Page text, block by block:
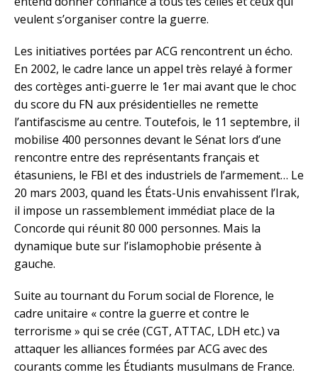
veulent s’organiser contre la guerre.
Les initiatives portées par ACG rencontrent un écho.
En 2002, le cadre lance un appel très relayé à former
des cortèges anti-guerre le 1er mai avant que le choc
du score du FN aux présidentielles ne remette
l’antifascisme au centre. Toutefois, le 11 septembre, il
mobilise 400 personnes devant le Sénat lors d’une
rencontre entre des représentants français et
étasuniens, le FBI et des industriels de l’armement… Le
20 mars 2003, quand les États-Unis envahissent l’Irak,
il impose un rassemblement immédiat place de la
Concorde qui réunit 80 000 personnes. Mais la
dynamique bute sur l’islamophobie présente à
gauche.
Suite au tournant du Forum social de Florence, le
cadre unitaire « contre la guerre et contre le
terrorisme » qui se crée (CGT, ATTAC, LDH etc.) va
attaquer les alliances formées par ACG avec des
courants comme les Étudiants musulmans de France.